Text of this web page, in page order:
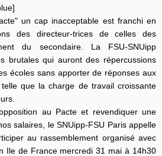
un cap inacceptable est franchi en
des directeur-trices de celles des
du secondaire. La FSU-SNUipp
brutales qui auront des répercussions
écoles sans apporter de réponses aux
que la charge de travail croissante
au Pacte et revendiquer une
salaires, le SNUipp-FSU Paris appelle
au rassemblement organisé avec
Ile de France mercredi 31 mai à 14h30